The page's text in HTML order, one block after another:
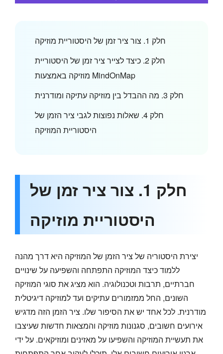
חלק 1. צור ציר זמן של היסטוריית מוזיקה
חלק 2. כיצד לצייר ציר זמן של היסטוריית
מוזיקה באמצעות MindOnMap
חלק 3. מה ההבדל בין מוזיקה עתיקה ומודרנית
חלק 4. שאלות נפוצות לגבי ציר הזמן של
היסטוריית המוזיקה
חלק 1. צור ציר זמן של
היסטוריית מוזיקה
יצירת היסטוריה של ציר הזמן של המוזיקה היא דרך מהנה
ללמוד כיצד המוזיקה התפתחה והשפיעה על שינויים
חברתיים, תרבות וטכנולוגיה. הוא מציג את סוגי המוזיקה
השונים, החל ממזמורים עתיקים ועד למוזיקה דיגיטלית
מודרנית. לכל אחד יש את הסיפור שלו. ציר הזמן הזה מדגיש
אירועים חשובים, סגנונות מוזיקה והמצאות חדשות שעיצבו
את תעשיית המוזיקה והשפיעו על מאזינים ומוזיקאים. על ידי